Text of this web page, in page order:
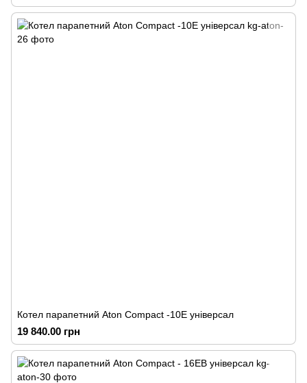
Котел парапетний Аton Compact -10Е універсал
19 840.00 грн